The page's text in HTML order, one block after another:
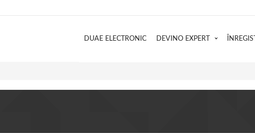
DUAE ELECTRONIC DEVINO EXPERT